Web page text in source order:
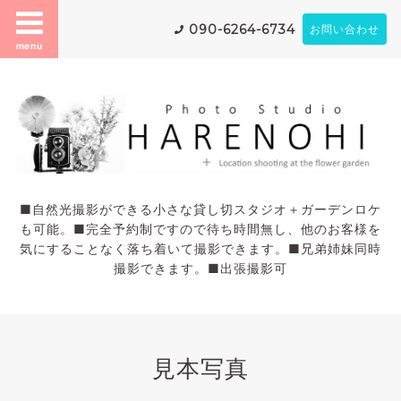
menu
090-6264-6734 お問い合わせ
■自然光撮影ができる小さな貸し切スタジオ＋ガーデンロケ
も可能。■完全予約制ですので待ち時間無し、他のお客様を
気にすることなく落ち着いて撮影できます。■兄弟姉妹同時
撮影できます。■出張撮影可
見本写真